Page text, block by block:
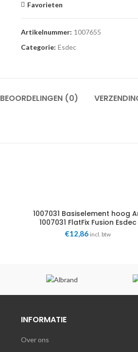
Favorieten
Artikelnummer: 1007655
Categorie: Esdec
BEOORDELINGEN (0)
1007031 Basiselement hoog
1007031 FlatFix Fusion Esdec
€12,86 incl. btw
INFORMATIE
Over ons